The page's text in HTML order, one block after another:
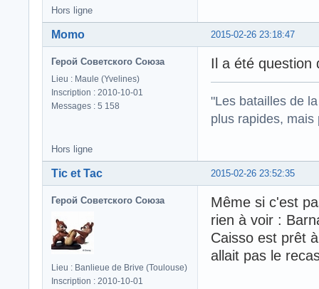
Hors ligne
2015-02-26 23:18:47
Momo
Герой Советского Союза
Lieu : Maule (Yvelines)
Inscription : 2010-10-01
Messages : 5 158
Il a été question
"Les batailles de
plus rapides,
Hors ligne
2015-02-26 23:52:35
Tic et Tac
Герой Советского Союза
Lieu : Banlieue de Brive (Toulouse)
Inscription : 2010-10-01
Même si c'est
rien à voir :
Caisso est prêt
allait pas le